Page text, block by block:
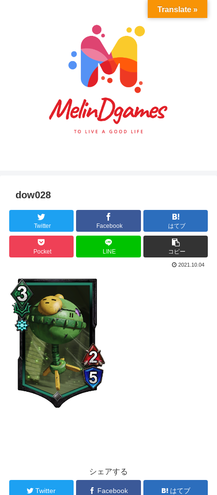
dow028
Twitter Facebook はてブ
Pocket LINE コピー
2021.10.04
シェアする
Twitter Facebook はてブ
Translate »